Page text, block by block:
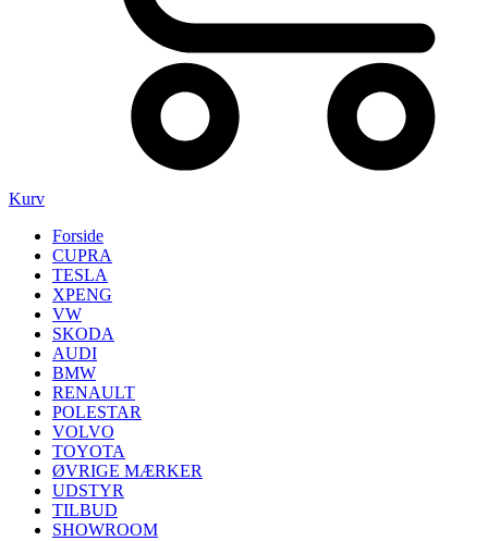
Kurv
Forside
CUPRA
TESLA
XPENG
VW
SKODA
AUDI
BMW
RENAULT
POLESTAR
VOLVO
TOYOTA
ØVRIGE MÆRKER
UDSTYR
TILBUD
SHOWROOM